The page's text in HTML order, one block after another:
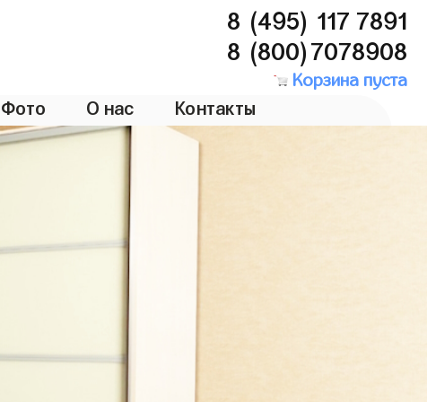
8 (495) 117 7891
8 (800)7078908
Корзина пуста
Фото О нас Контакты